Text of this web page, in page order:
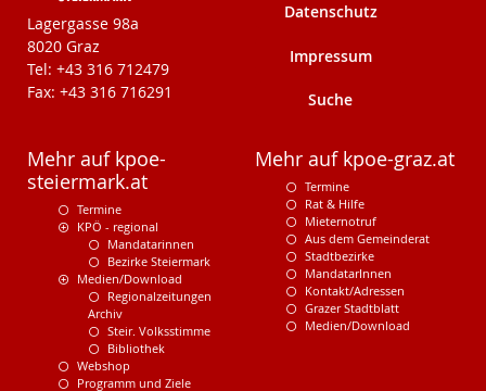
KPÖ-Steiermark
Lagergasse 98a
8020 Graz
Tel: +43 316 712479
Fax: +43 316 716291
Datenschutz
Impressum
Suche
Mehr auf kpoe-
steiermark.at
Termine
KPÖ - regional
Mandatarinnen
Bezirke Steiermark
Medien/Download
Regionalzeitungen
Archiv
Steir. Volksstimme
Bibliothek
Webshop
Programm und Ziele
Mehr auf kpoe-graz.at
Termine
Rat & Hilfe
Mieternotruf
Aus dem Gemeinderat
Stadtbezirke
MandatarInnen
Kontakt/Adressen
Grazer Stadtblatt
Medien/Download